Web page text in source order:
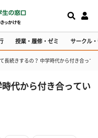
授業・履修・ゼミ サークル
長続きするの？ 中学時代から付き合って
代から付き合ってい